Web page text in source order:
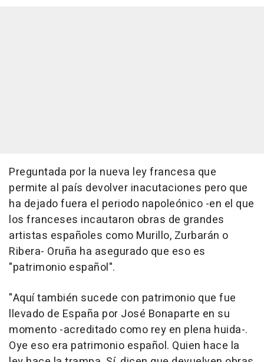
Preguntada por la nueva ley francesa que
permite al país devolver inacutaciones pero que
ha dejado fuera el periodo napoleónico -en el que
los franceses incautaron obras de grandes
artistas españoles como Murillo, Zurbarán o
Ribera- Oruña ha asegurado que eso es
"patrimonio español".
"Aquí también sucede con patrimonio que fue
llevado de España por José Bonaparte en su
momento -acreditado como rey en plena huida-.
Oye eso era patrimonio español. Quien hace la